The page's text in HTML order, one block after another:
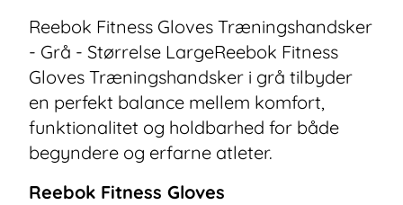
Reebok Fitness Gloves Træningshandsker
- Grå - Størrelse LargeReebok Fitness
Gloves Træningshandsker i grå tilbyder
en perfekt balance mellem komfort,
funktionalitet og holdbarhed for både
begyndere og erfarne atleter.
Reebok Fitness Gloves